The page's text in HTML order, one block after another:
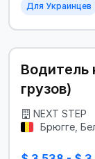
Для Украинцев
Водитель
грузов)
NEXT STEP
Брюгге,